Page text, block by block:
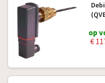
op
€